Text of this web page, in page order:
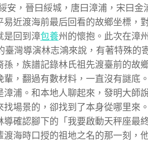
安，晉曰綏城，唐曰漳浦，宋曰金
易近渡海前最后回看的故鄉坐標，
是回到漳包養州的懷抱。此次在漳
臺灣導演林志鴻來說，有著特殊的
，族譜記錄林氏祖先渡臺前的故
輩，翻過有數材料，一直沒有謎底
浦。和本地人聊起來，發明大師
找場景的，卻找到了本身從哪里來
確認腳下的「我要啟動天秤座最
海時口授的祖地之名的那一刻，